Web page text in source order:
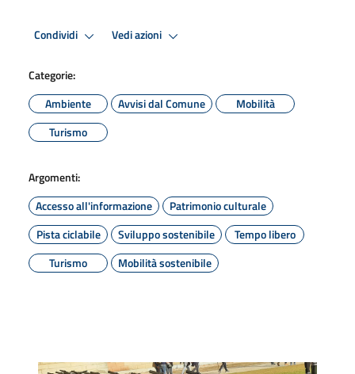
Condividi Vedi azioni
Categorie:
Ambiente
Avvisi dal Comune
Mobilità
Turismo
Argomenti:
Accesso all'informazione
Patrimonio culturale
Pista ciclabile
Sviluppo sostenibile
Tempo libero
Turismo
Mobilità sostenibile